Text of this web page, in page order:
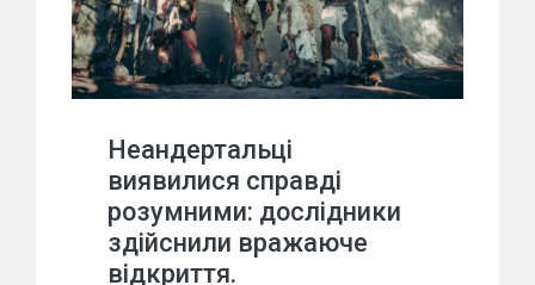
Неандертальці
виявилися справді
розумними: дослідники
здійснили вражаюче
відкриття.